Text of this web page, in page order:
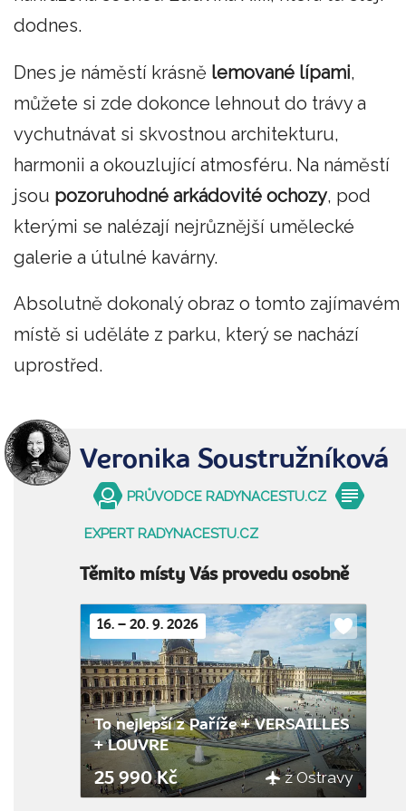
dodnes.
Dnes je náměstí krásně lemované lípami,
můžete si zde dokonce lehnout do trávy a
vychutnávat si skvostnou architekturu,
harmonii a okouzlující atmosféru. Na náměstí
jsou pozoruhodné arkádovité ochozy, pod
kterými se nalézají nejrůznější umělecké
galerie a útulné kavárny.
Absolutně dokonalý obraz o tomto zajímavém
místě si uděláte z parku, který se nachází
uprostřed.
Veronika Soustružníková
PRŮVODCE RADYNACESTU.CZ
EXPERT RADYNACESTU.CZ
Těmito místy Vás provedu osobně
16. – 20. 9. 2026
Do
oblíbených
To nejlepší z Paříže + VERSAILLES
+ LOUVRE
25 990 Kč z Ostravy